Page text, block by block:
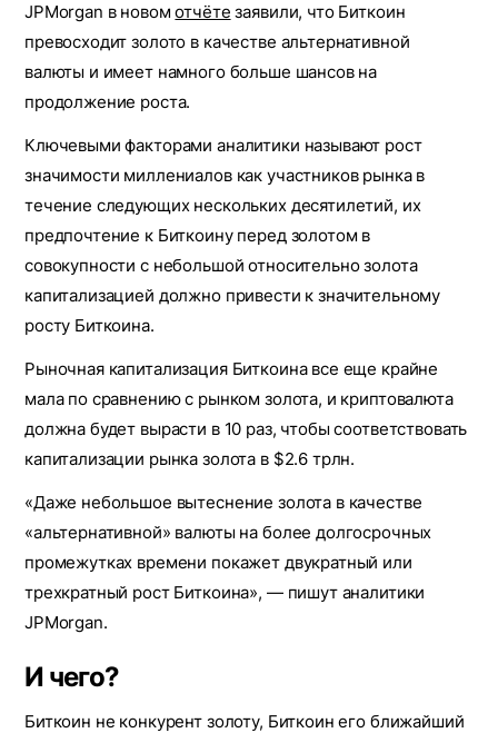
JPMorgan в новомотчёте заявили, что Биткоин
превосходит золото в качестве альтернативной
валюты и имеет намного больше шансов на
продолжение роста.
Ключевыми факторами аналитики называют рост
значимости миллениалов как участников рынка в
течение следующих нескольких десятилетий, их
предпочтение к Биткоину перед золотом в
совокупности с небольшой относительно золота
капитализацией должно привести к значительному
росту Биткоина.
Рыночная капитализация Биткоина все еще крайне
мала по сравнению с рынком золота, и криптовалюта
должна будет вырасти в 10 раз, чтобы соответствовать
капитализации рынка золота в $2.6 трлн.
«Даже небольшое вытеснение золота в качестве
«альтернативной» валюты на более долгосрочных
промежутках времени покажет двукратный или
трехкратный рост Биткоина», — пишут аналитики
JPMorgan.
И чего?
Биткоин не конкурент золоту, Биткоин его ближайший